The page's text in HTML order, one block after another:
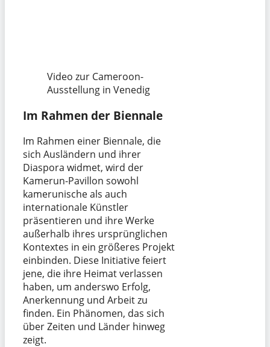
Video zur Cameroon-
Ausstellung in Venedig
Im Rahmen der Biennale
Im Rahmen einer Biennale, die
sich Ausländern und ihrer
Diaspora widmet, wird der
Kamerun-Pavillon sowohl
kamerunische als auch
internationale Künstler
präsentieren und ihre Werke
außerhalb ihres ursprünglichen
Kontextes in ein größeres Projekt
einbinden. Diese Initiative feiert
jene, die ihre Heimat verlassen
haben, um anderswo Erfolg,
Anerkennung und Arbeit zu
finden. Ein Phänomen, das sich
über Zeiten und Länder hinweg
zeigt.